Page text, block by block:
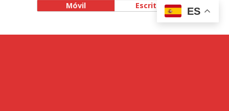
Móvil Escritorio
ES